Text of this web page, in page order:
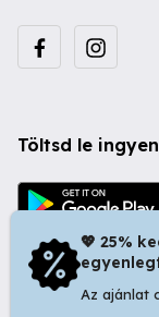
Töltsd le
💖 25%
Az ajánlat